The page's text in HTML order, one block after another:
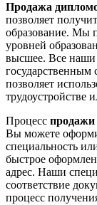
Продажа
позволяет
образование. Мы
уровней
высшее. Все наши
государственным
позволяет
трудоустройстве
Процесс
Вы можете
специальность
быстрое
адрес. Наши
соответствие
процесс